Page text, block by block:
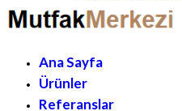
Ana Sayfa
Ürünler
Referanslar